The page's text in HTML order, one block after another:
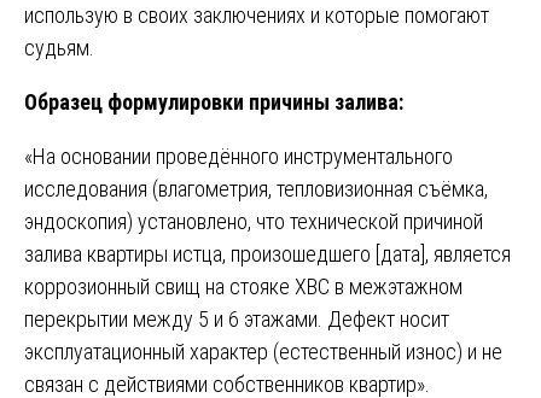
использую в своих заключениях и которые помогают
судьям.
Образец формулировки причины залива:
«На основании проведённого инструментального
исследования (влагометрия, тепловизионная съёмка,
эндоскопия) установлено, что технической причиной
залива квартиры истца, произошедшего [дата], является
коррозионный свищ на стояке ХВС в межэтажном
перекрытии между 5 и 6 этажами. Дефект носит
эксплуатационный характер (естественный износ) и не
связан с действиями собственников квартир».